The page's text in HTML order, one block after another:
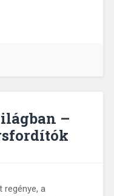
–
regénye, a